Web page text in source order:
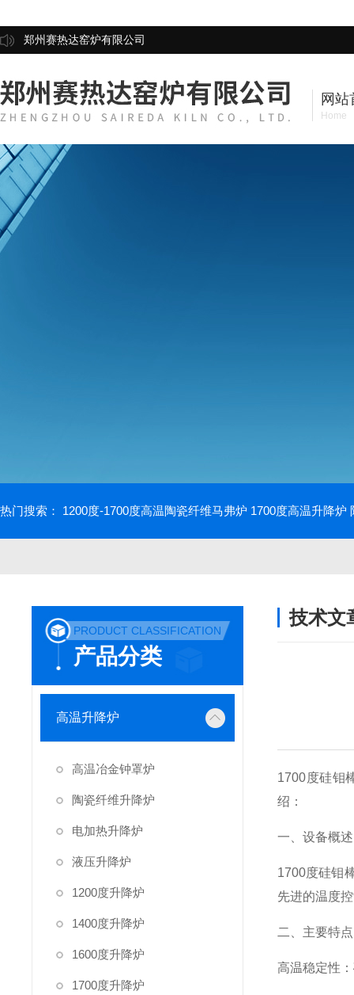
郑州赛热达窑炉有限公司
网站
Home
热门搜索： 1200度-1700度高温陶瓷纤维马弗炉 1700度高温升降炉
PRODUCT CLASSIFICATION
产品分类
高温升降炉
高温冶金钟罩炉
陶瓷纤维升降炉
电加热升降炉
液压升降炉
1200度升降炉
1400度升降炉
1600度升降炉
1700度升降炉
技术文
1700度硅钼
绍：
一、设备概述
1700度硅钼
先进的温度
二、主要特点
高温稳定性